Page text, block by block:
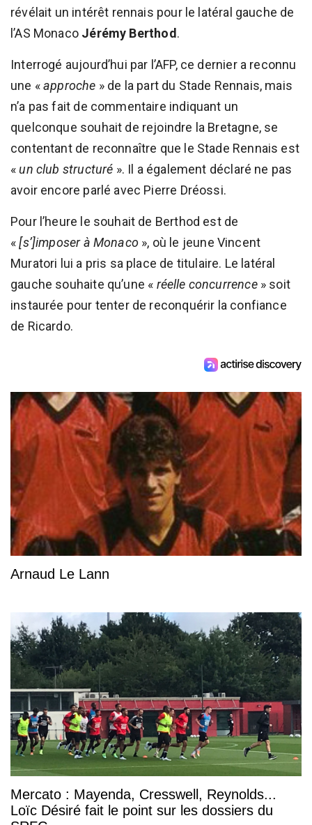
révélait un intérêt rennais pour le latéral gauche de
l’AS Monaco Jérémy Berthod.
Interrogé aujourd’hui par l’AFP, ce dernier a reconnu
une «approche » de la part du Stade Rennais, mais
n’a pas fait de commentaire indiquant un
quelconque souhait de rejoindre la Bretagne, se
contentant de reconnaître que le Stade Rennais est
«un club structuré ». Il a également déclaré ne pas
avoir encore parlé avec Pierre Dréossi.
Pour l’heure le souhait de Berthod est de
«[s’]imposer à Monaco», où le jeune Vincent
Muratori lui a pris sa place de titulaire. Le latéral
gauche souhaite qu’une « réelle concurrence» soit
instaurée pour tenter de reconquérir la confiance
de Ricardo.
Arnaud Le Lann
Mercato : Mayenda, Cresswell, Reynolds...
Loïc Désiré fait le point sur les dossiers du